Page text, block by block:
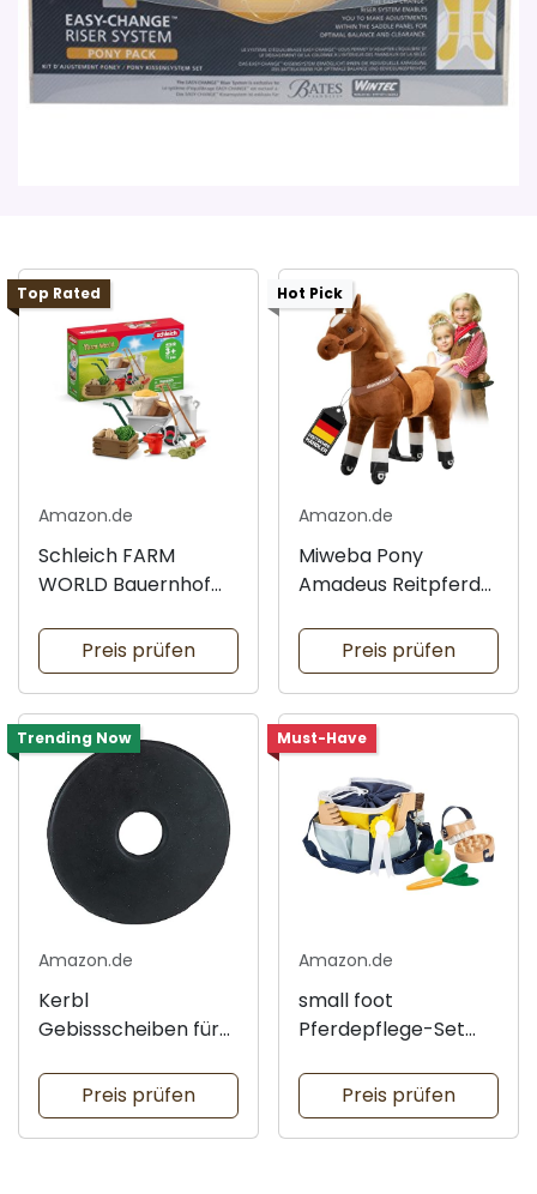
Top Rated
Amazon.de
Schleich FARM
WORLD Bauernhof
Preis prüfen
Hot Pick
Amazon.de
Miweba Pony
Amadeus Reitpferd
Preis prüfen
Trending Now
Amazon.de
Kerbl
Gebissscheiben für
Preis prüfen
Must-Have
Amazon.de
small foot
Pferdepflege-Set
Preis prüfen